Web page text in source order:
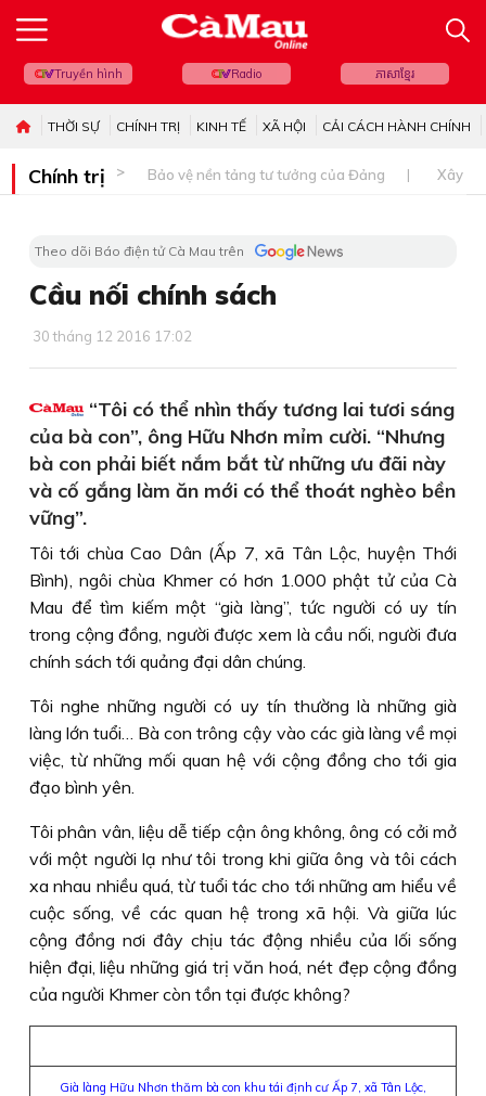
Truyền hình Radio ភាសាខ្មែរ
THỜI SỰ CHÍNH TRỊ KINH TẾ XÃ HỘI CẢI CÁCH HÀNH CHÍNH
Chính trị Bảo vệ nền tảng tư tưởng của Đảng Xây
Theo dõi Báo điện tử Cà Mau trên
Cầu nối chính sách
30 tháng 12 2016 17:02
“Tôi có thể nhìn thấy tương lai tươi sáng
của bà con”, ông Hữu Nhơn mỉm cười. “Nhưng
bà con phải biết nắm bắt từ những ưu đãi này
và cố gắng làm ăn mới có thể thoát nghèo bền
vững”.
Tôi tới chùa Cao Dân (Ấp 7, xã Tân Lộc, huyện Thới
Bình), ngôi chùa Khmer có hơn 1.000 phật tử của Cà
Mau để tìm kiếm một “già làng”, tức người có uy tín
trong cộng đồng, người được xem là cầu nối, người đưa
chính sách tới quảng đại dân chúng.
Tôi nghe những người có uy tín thường là những già
làng lớn tuổi… Bà con trông cậy vào các già làng về mọi
việc, từ những mối quan hệ với cộng đồng cho tới gia
đạo bình yên.
Tôi phân vân, liệu dễ tiếp cận ông không, ông có cởi mở
với một người lạ như tôi trong khi giữa ông và tôi cách
xa nhau nhiều quá, từ tuổi tác cho tới những am hiểu về
cuộc sống, về các quan hệ trong xã hội. Và giữa lúc
cộng đồng nơi đây chịu tác động nhiều của lối sống
hiện đại, liệu những giá trị văn hoá, nét đẹp cộng đồng
của người Khmer còn tồn tại được không?
Già làng Hữu Nhơn thăm bà con khu tái định cư Ấp 7, xã Tân Lộc,